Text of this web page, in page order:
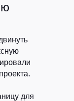
для